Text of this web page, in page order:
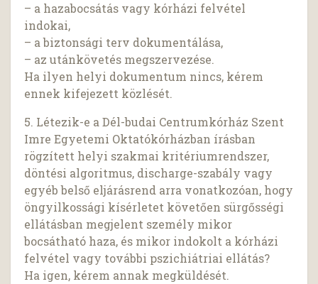
– a hazabocsátás vagy kórházi felvétel
indokai,
– a biztonsági terv dokumentálása,
– az utánkövetés megszervezése.
Ha ilyen helyi dokumentum nincs, kérem
ennek kifejezett közlését.
5. Létezik-e a Dél-budai Centrumkórház Szent
Imre Egyetemi Oktatókórházban írásban
rögzített helyi szakmai kritériumrendszer,
döntési algoritmus, discharge-szabály vagy
egyéb belső eljárásrend arra vonatkozóan, hogy
öngyilkossági kísérletet követően sürgősségi
ellátásban megjelent személy mikor
bocsátható haza, és mikor indokolt a kórházi
felvétel vagy további pszichiátriai ellátás?
Ha igen, kérem annak megküldését.